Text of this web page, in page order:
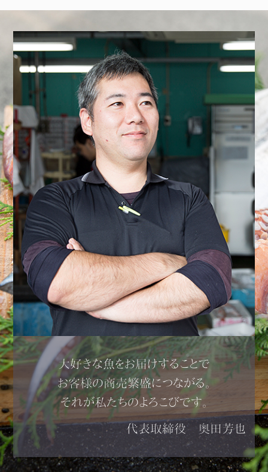
大好きな魚をお届けすることで
お客様の商売繁盛につながる。
それが私たちのよろこびです。
代表取締役 奥田芳也